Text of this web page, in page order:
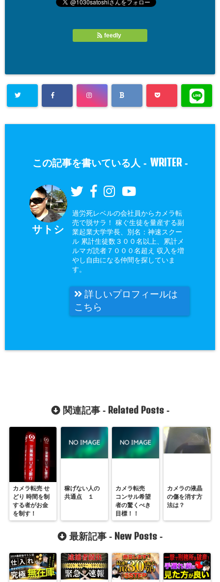
feedly
この記事を書いている人 - WRITER-
サトシ
過労死レベルの会社員からカメラ転
売で脱サラ！ 稼ぐ生徒を量産する副
業起業大学学長、別名：神速スクー
ル 累計生徒数３００名以上、累計メ
ルマガ読者７０００名超え 収入を増
やし自由になる仲間を探していま
す。
詳しいプロフィールは
こちら
関連記事 - Related Posts-
カメラ転売 せ
どり 時間を制
する者がお金
を制す！
稼げない人の
共通点 １
カメラ転売
コンサル希望
者の驚くべき
目標！！
カメラの液晶
の傷を消す方
法は？
最新記事 - New Posts -